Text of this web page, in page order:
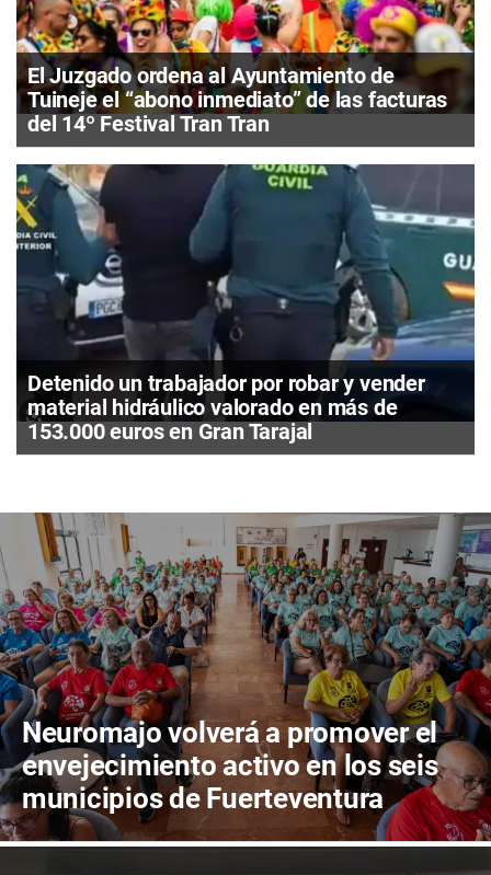
El Juzgado ordena al Ayuntamiento de
Tuineje el “abono inmediato” de las facturas
del 14º Festival Tran Tran
Detenido un trabajador por robar y vender
material hidráulico valorado en más de
153.000 euros en Gran Tarajal
Neuromajo volverá a promover el
envejecimiento activo en los seis
municipios de Fuerteventura